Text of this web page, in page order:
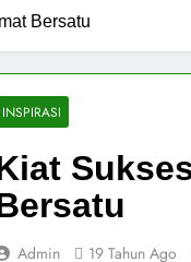
Bersatu
INSPIRASI
Admin 19 Tahun Ago